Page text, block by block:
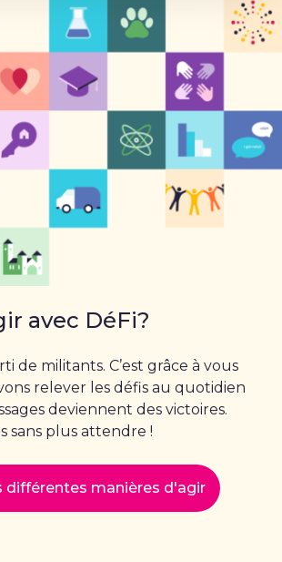
avec DéFi?
de militants. C’est grâce à vous
relever les défis au quotidien
deviennent des victoires.
sans plus attendre !
différentes manières d'agir